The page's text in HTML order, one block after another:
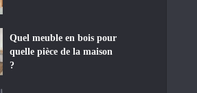
Quel meuble en bois pour
quelle pièce de la maison
?